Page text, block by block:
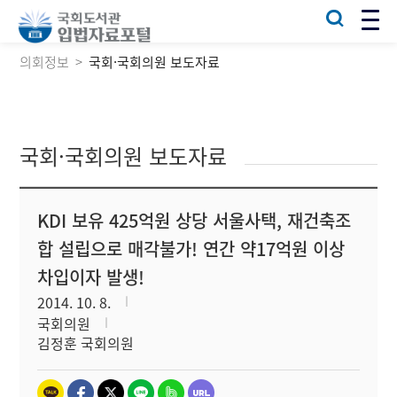
의회정보 국회·국회의원 보도자료
국회·국회의원 보도자료
KDI 보유 425억원 상당 서울사택, 재건축조
합 설립으로 매각불가! 연간 약17억원 이상
차입이자 발생!
2014. 10. 8.
국회의원
김정훈 국회의원